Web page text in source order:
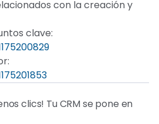
con la creación y
clave:
clics! Tu CRM se pone en